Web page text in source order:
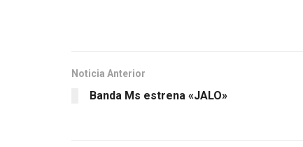
Noticia Anterior
Banda Ms estrena «JALO»